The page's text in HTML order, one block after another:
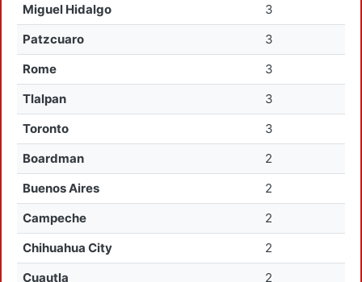
Miguel Hidalgo
3
Patzcuaro
3
Rome
3
Tlalpan
3
Toronto
3
Boardman
2
Buenos Aires
2
Campeche
2
Chihuahua City
2
Cuautla
2